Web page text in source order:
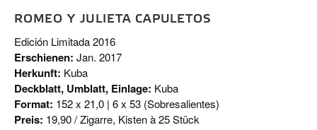
ROMEO Y JULIETA CAPULETOS
Edición Limitada 2016
Erschienen: Jan. 2017
Herkunft: Kuba
Deckblatt, Umblatt, Einlage: Kuba
Format: 152 x 21,0 | 6 x 53 (Sobresalientes)
Preis: 19,90 / Zigarre, Kisten à 25 Stück